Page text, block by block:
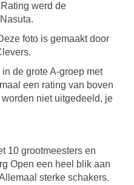
werd de
foto is gemaakt door
de grote A-groep met
een rating van boven
niet uitgedeeld, je
10 grootmeesters en
Open een heel blik aan
Allemaal sterke schakers.